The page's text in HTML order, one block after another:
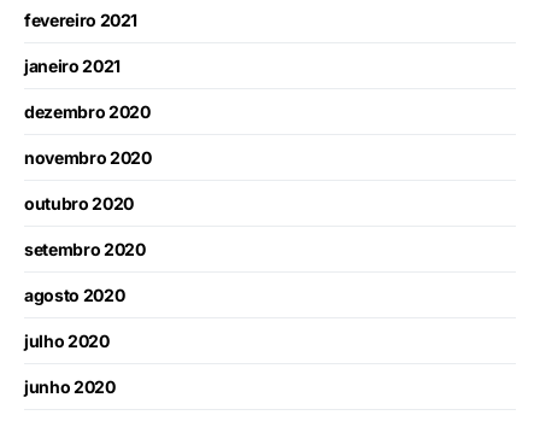
fevereiro 2021
janeiro 2021
dezembro 2020
novembro 2020
outubro 2020
setembro 2020
agosto 2020
julho 2020
junho 2020